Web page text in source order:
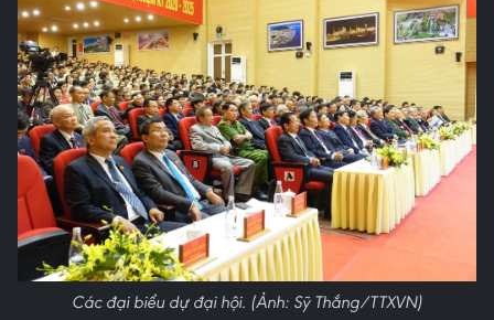
Các đại biểu dự đại hội. (Ảnh: Sỹ Thắng/TTXVN)